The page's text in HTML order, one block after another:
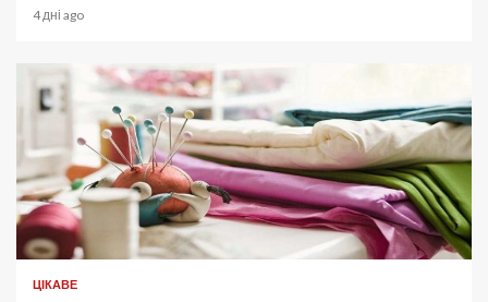
4 дні ago
ЦІКАВЕ